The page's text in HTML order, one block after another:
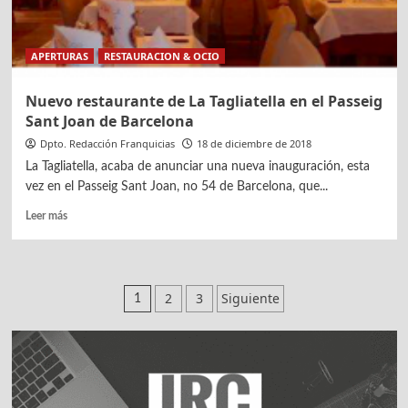
restaurantes
APERTURAS RESTAURACION & OCIO
Nuevo restaurante de La Tagliatella en el Passeig
Sant Joan de Barcelona
Dpto. Redacción Franquicias 18 de diciembre de 2018
La Tagliatella, acaba de anunciar una nueva inauguración, esta
vez en el Passeig Sant Joan, no 54 de Barcelona, que...
Leer másLeer
Tagliatella
el
Passeig
Paginación
de
1 2 3 Siguiente